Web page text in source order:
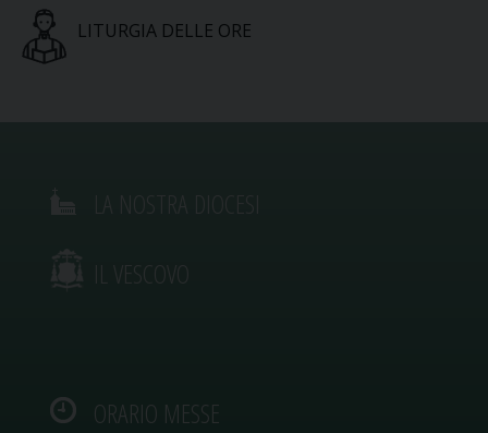
LITURGIA DELLE ORE
IL VESCOVO
ORARIO MESSE